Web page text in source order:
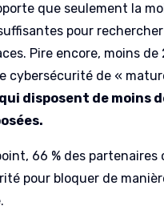
que seulement la
pour
Pire encore, moins
cybersécurité de «
disposent de moins
66 % des
pour bloquer de